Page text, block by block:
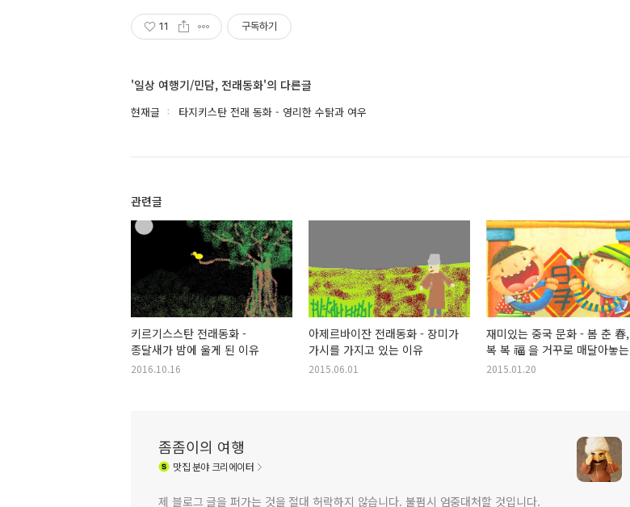
11 구독하기
'일상 여행기/민담, 전래동화'의 다른글
현재글 타지키스탄 전래 동화 - 영리한 수탉과 여우
관련글
키르기스스탄 전래동화 -
종달새가 밤에 울게 된 이유
2016.10.16
아제르바이잔 전래동화 - 장미가
가시를 가지고 있는 이유
2015.06.01
재미있는 중국 문화 - 봄 춘 春,
복 복 福 을 거꾸로 매달아놓는
이유
2015.01.20
좀좀이의 여행
맛집분야 크리에이터
제 블로그 글을 퍼가는 것을 절대 허락하지 않습니다. 불펌시 엄중대처할 것입니다.